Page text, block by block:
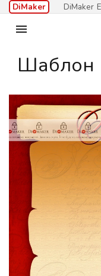
DiMaker DiMaker

Шаблон